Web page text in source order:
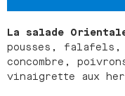
La salade
pousses, falafels,
concombre,
vinaigrette aux